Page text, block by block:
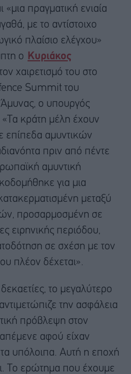
πραγματική ενιαία
με το αντίστοιχο
πλαίσιο ελέγχου»
ο
Κυριάκος
χαιρετισμό του στο
Summit του
ο υπουργός
«Τα κράτη μέλη έχουν
επίπεδα αμυντικών
πριν από πέντε
αμυντική
για μια
μεταξύ
προσαρμοσμένη σε
ειρηνικής περιόδου,
σε σχέση με τον
πλέον δέχεται».
δεκαετίες, το μεγαλύτερο
την ασφάλεια
πρόβλεψη στον
αφού είχαν
υπόλοιπα. Αυτή η εποχή
Το ερώτημα που έχουμε